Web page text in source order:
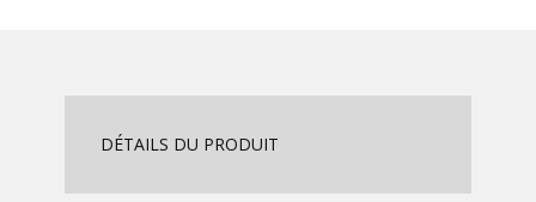
DÉTAILS DU PRODUIT